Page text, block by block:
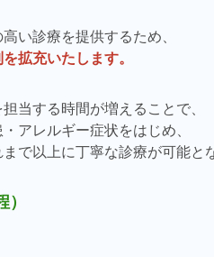
い診療を提供するため、
拡充いたします。
当する時間が増えることで、
アレルギー症状をはじめ、
で以上に丁寧な診療が可能と